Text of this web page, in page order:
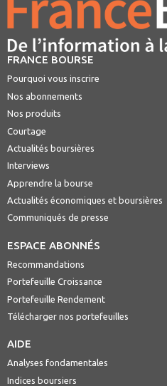
FRANCE BOURSE
Pourquoi vous inscrire
Nos abonnements
Nos produits
Courtage
Actualités boursières
Interviews
Apprendre la bourse
Actualités économiques et boursières
Communiqués de presse
ESPACE ABONNÉS
Recommandations
Portefeuille Croissance
Portefeuille Rendement
Télécharger nos portefeuilles
AIDE
Analyses fondamentales
Indices boursiers